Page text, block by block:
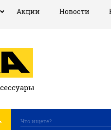
Акции Новости